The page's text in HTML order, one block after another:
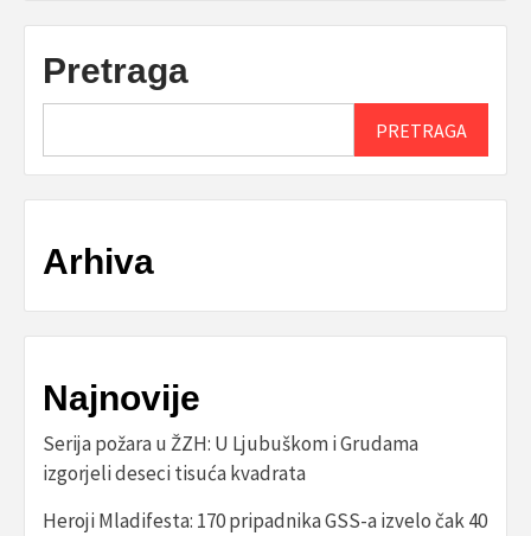
Pretraga
PRETRAGA
Arhiva
Najnovije
Serija požara u ŽZH: U Ljubuškom i Grudama
izgorjeli deseci tisuća kvadrata
Heroji Mladifesta: 170 pripadnika GSS-a izvelo čak 40